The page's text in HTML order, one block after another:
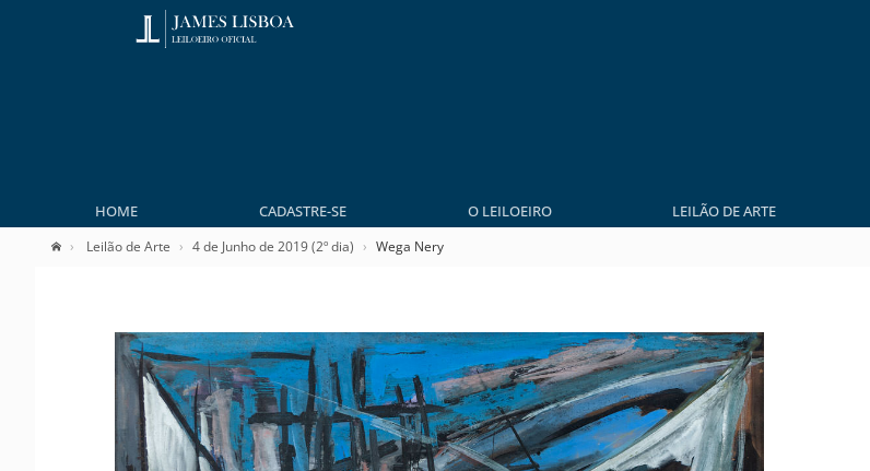
HOME CADASTRE-SE O LEILOEIRO LEILÃO DE ARTE
Leilão de Arte 4 de Junho de 2019 (2º dia) Wega Nery